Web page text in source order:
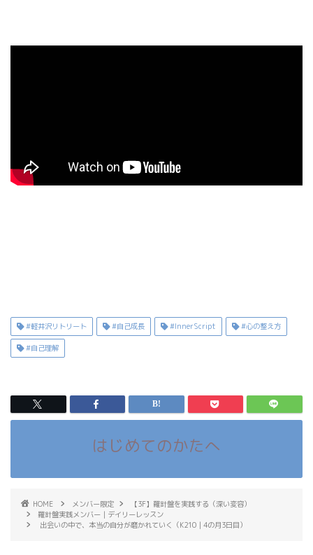
#軽井沢リトリート #自己成長 #InnerScript #心の整え方
#自己理解
はじめてのかたへ
HOME メンバー限定
【3F】羅針盤を実践する（深い変容）
羅針盤実践メンバー｜デイリーレッスン
出会いの中で、本当の自分が磨かれていく（K210｜4の月3日目）